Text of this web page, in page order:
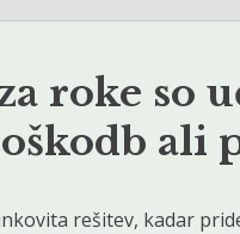
roke so
ali
rešitev, kadar